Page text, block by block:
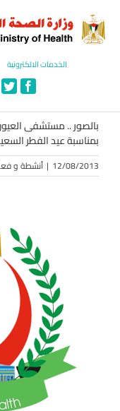
content
الخدمات الالكترونية
بالصور .. مستشفى
بمناسبة عيد الفطر
12/08/2013
| أنشطة و